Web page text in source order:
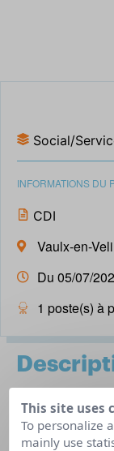
Social/
INFORMATIONS DU
CDI
Vaulx-en-
Du 05/07/
1 poste(s) à
Dans le cadre
recherche un
This site uses
To personalize
mainly use